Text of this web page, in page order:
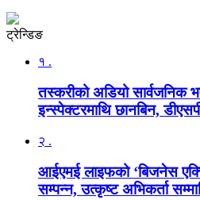
ट्रेन्डिङ
१ .
तस्करीको अडियो सार्वजनिक
इन्स्पेक्टरमाथि छानबिन,
२ .
आईएमई लाइफको ‘बिजनेस
सम्पन्न, उत्कृष्ट अभिकर्ता